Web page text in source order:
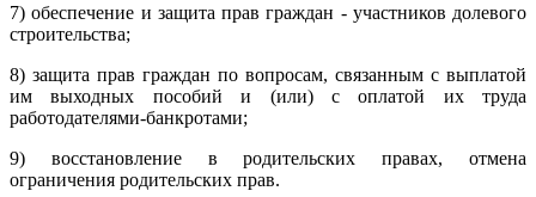
7) обеспечение и защита прав граждан - участников долевого
строительства;
8) защита прав граждан по вопросам, связанным с выплатой
им выходных пособий и (или) с оплатой их труда
работодателями-банкротами;
9) восстановление в родительских правах, отмена
ограничения родительских прав.